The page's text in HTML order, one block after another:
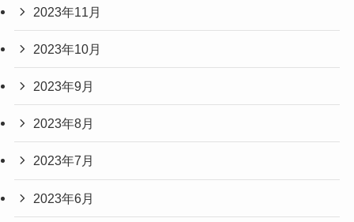
2023年11月
2023年10月
2023年9月
2023年8月
2023年7月
2023年6月